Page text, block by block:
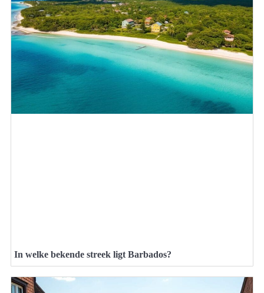
In welke bekende streek ligt Barbados?